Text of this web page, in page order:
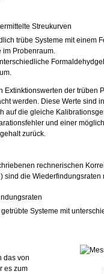
trübe Systeme mit einem
im Probenraum.
der trüben
werden. Diese Werte sind
auf die gleiche
und einer
zurück.
rechnerischen
die Wiederfindungsraten
Systeme mit
das von
es zum